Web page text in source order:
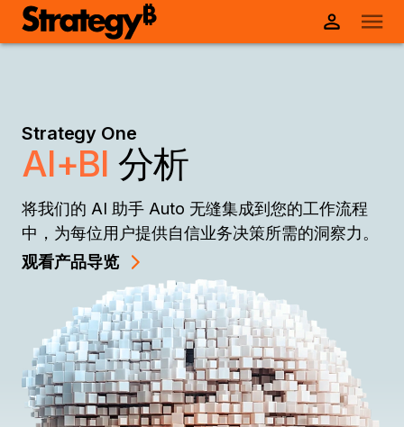
Strategy One
AI+BI 分析
将我们的 AI 助手 Auto 无缝集成到您的工作流程
中，为每位用户提供自信业务决策所需的洞察力。
观看产品导览